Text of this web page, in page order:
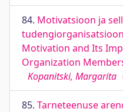
84. Motivatsioon ja
Motivation and Its
Organization
Kopanitski, Margarita
85. Tarneteenuse